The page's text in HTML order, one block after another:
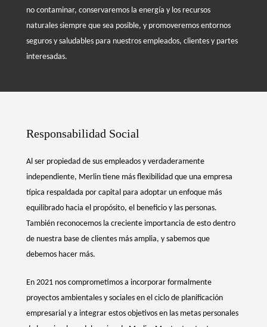
no contaminar, conservaremos la energía y los recursos
naturales siempre que sea posible, y promoveremos entornos
seguros y saludables para nuestros empleados, clientes y partes
interesadas.
Responsabilidad Social
Al ser propiedad de sus empleados y verdaderamente
independiente, Merlin tiene más flexibilidad que una empresa
típica respaldada por capital para adoptar un enfoque más
equilibrado hacia el propósito, el beneficio y las personas.
También reconocemos la creciente importancia de esto dentro
de nuestra base de clientes más amplia, y sabemos que
debemos hacer más.
En 2021 nos comprometimos a incorporar formalmente
proyectos ambientales y sociales en el ciclo de planificación
empresarial y a integrar estos objetivos en las metas personales